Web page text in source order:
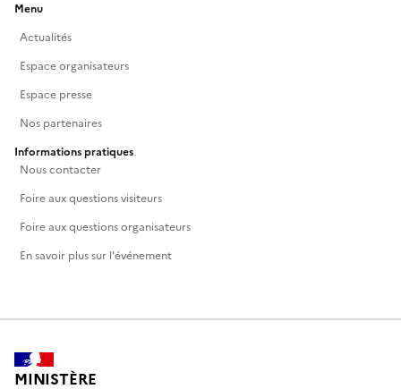
Menu
Actualités
Espace organisateurs
Espace presse
Nos partenaires
Informations pratiques
Nous contacter
Foire aux questions visiteurs
Foire aux questions organisateurs
En savoir plus sur l'événement
MINISTÈRE